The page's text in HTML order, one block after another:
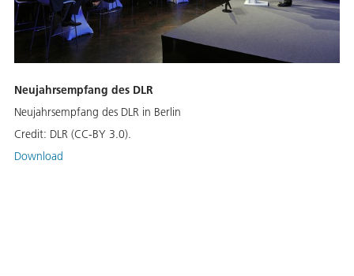
Neujahrsempfang des DLR
Neujahrsempfang des DLR in Berlin
Credit: DLR (CC-BY 3.0).
Download